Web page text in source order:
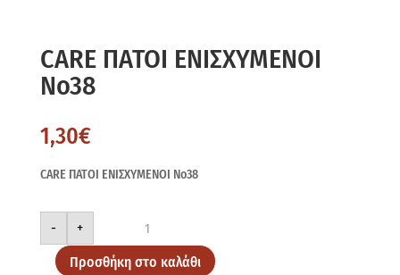
CARE ΠΑΤΟΙ ΕΝΙΣΧΥΜΕΝΟΙ
Νo38
1,30€
CARE ΠΑΤΟΙ ΕΝΙΣΧΥΜΕΝΟΙ Νo38
-
CARE
ΕΝΙΣΧΥΜΕΝΟΙ
Νo38
ποσότητα
+
Προσθήκη στο καλάθι